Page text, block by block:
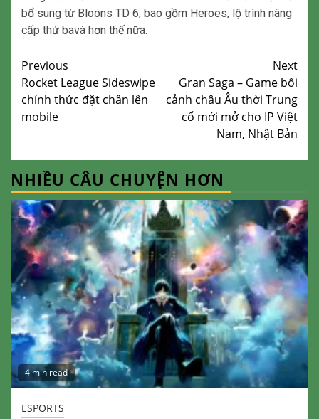
bổ sung từ Bloons TD 6, bao gồm Heroes, lộ trình nâng
cấp thứ bavà hơn thế nữa.
Continue
Reading
Previous
Rocket League Sideswipe
chính thức đặt chân lên
mobile
Next
Gran Saga – Game bối
cảnh châu Âu thời Trung
cổ mới mở cho IP Việt
Nam, Nhật Bản
NHIỀU CÂU CHUYỆN HƠN
4 min read
ESPORTS